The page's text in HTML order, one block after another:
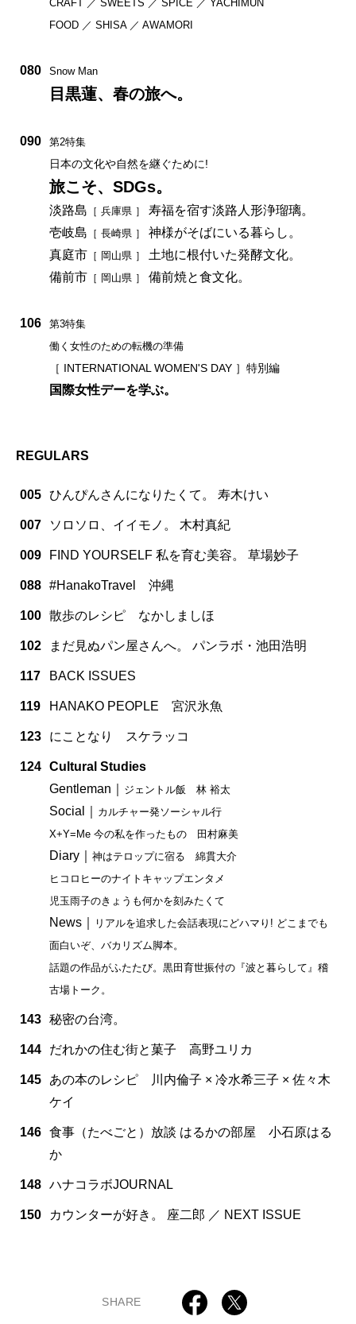
CRAFT ／ SWEETS ／ SPICE ／ YACHIMUN
FOOD ／ SHISA ／ AWAMORI
080 Snow Man
目黒蓮、春の旅へ。
090 第2特集
日本の文化や自然を継ぐために!
旅こそ、SDGs。
淡路島 ［ 兵庫県 ］
寿福を宿す淡路人形浄瑠璃。
壱岐島 ［ 長崎県 ］
神様がそばにいる暮らし。
真庭市 ［ 岡山県 ］
土地に根付いた発酵文化。
備前市 ［ 岡山県 ］ 備前焼と食文化。
106
第3特集
働く女性のための転機の準備
［ INTERNATIONAL WOMEN'S DAY ］特別編
国際女性デーを学ぶ。
REGULARS
005 ひんぴんさんになりたくて。 寿木けい
007 ソロソロ、イイモノ。 木村真紀
009 FIND YOURSELF 私を育む美容。 草場妙子
088 #HanakoTravel 沖縄
100 散歩のレシピ なかしましほ
102 まだ見ぬパン屋さんへ。 パンラボ・池田浩明
117 BACK ISSUES
119 HANAKO PEOPLE 宮沢氷魚
123 にことなり スケラッコ
124 Cultural Studies
Gentleman｜
ジェントル飯 林 裕太
Social｜
カルチャー発ソーシャル行
X+Y=Me 今の私を作ったもの 田村麻美
Diary｜ 神はテロップに宿る 綿貫大介
ヒコロヒーのナイトキャップエンタメ
児玉雨子のきょうも何かを刻みたくて
News｜
リアルを追求した会話表現にどハマり! どこまでも
面白いぞ、バカリズム脚本。
話題の作品がふたたび。黒田育世振付の『波と暮らして』稽
古場トーク。
143 秘密の台湾。
144 だれかの住む街と菓子 高野ユリカ
145
あの本のレシピ 川内倫子 × 冷水希三子 × 佐々木
ケイ
146 食事（たべごと）放談 はるかの部屋 小石原はる
か
148 ハナコラボJOURNAL
150 カウンターが好き。 座二郎 ／ NEXT ISSUE
SHARE